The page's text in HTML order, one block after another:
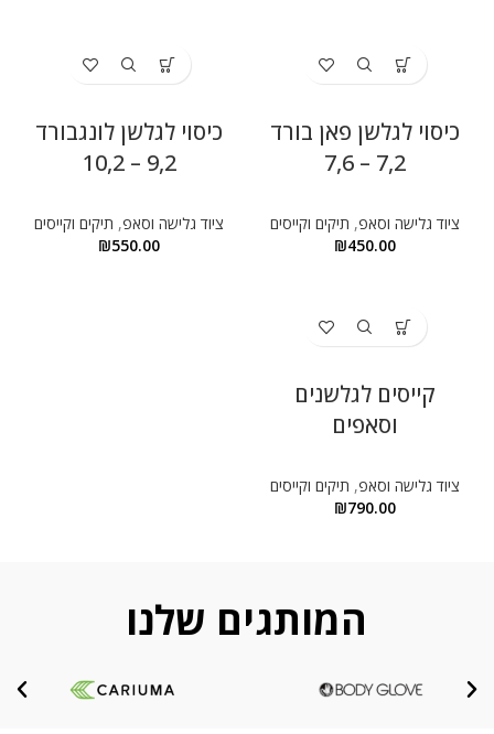
כיסוי לגלשן פאן בורד
7,2 – 7,6
ציוד גלישה וסאפ, תיקים וקייסים
₪450.00
כיסוי לגלשן לונגבורד
9,2 – 10,2
ציוד גלישה וסאפ, תיקים וקייסים
₪550.00
קייסים לגלשנים
וסאפים
ציוד גלישה וסאפ, תיקים וקייסים
₪790.00
המותגים שלנו